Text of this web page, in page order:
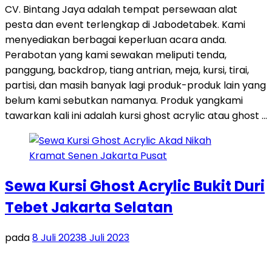
CV. Bintang Jaya adalah tempat persewaan alat
pesta dan event terlengkap di Jabodetabek. Kami
menyediakan berbagai keperluan acara anda.
Perabotan yang kami sewakan meliputi tenda,
panggung, backdrop, tiang antrian, meja, kursi, tirai,
partisi, dan masih banyak lagi produk-produk lain yang
belum kami sebutkan namanya. Produk yangkami
tawarkan kali ini adalah kursi ghost acrylic atau ghost …
Sewa Kursi Ghost Acrylic Bukit Duri
Tebet Jakarta Selatan
pada8 Juli 20238 Juli 2023